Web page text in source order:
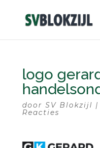
logo
door SV Blokzijl |
Reacties